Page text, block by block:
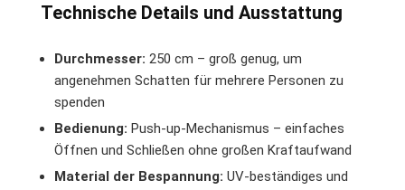
Technische Details und Ausstattung
Durchmesser: 250 cm – groß genug, um
angenehmen Schatten für mehrere Personen zu
spenden
Bedienung: Push-up-Mechanismus – einfaches
Öffnen und Schließen ohne großen Kraftaufwand
Material der Bespannung: UV-beständiges und